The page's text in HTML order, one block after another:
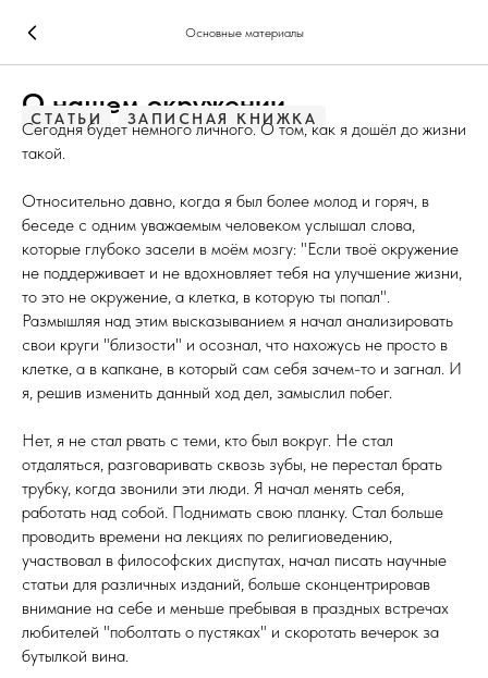
Основные материалы
О нашем окружении
СТАТЬИ ЗАПИСНАЯ КНИЖКА
Сегодня будет немного личного. О том, как я дошёл до жизни
такой.
Относительно давно, когда я был более молод и горяч, в
беседе с одним уважаемым человеком услышал слова,
которые глубоко засели в моём мозгу: "Если твоё окружение
не поддерживает и не вдохновляет тебя на улучшение жизни,
то это не окружение, а клетка, в которую ты попал".
Размышляя над этим высказыванием я начал анализировать
свои круги "близости" и осознал, что нахожусь не просто в
клетке, а в капкане, в который сам себя зачем-то и загнал. И
я, решив изменить данный ход дел, замыслил побег.
Нет, я не стал рвать с теми, кто был вокруг. Не стал
отдаляться, разговаривать сквозь зубы, не перестал брать
трубку, когда звонили эти люди. Я начал менять себя,
работать над собой. Поднимать свою планку. Стал больше
проводить времени на лекциях по религиоведению,
участвовал в философских диспутах, начал писать научные
статьи для различных изданий, больше сконцентрировав
внимание на себе и меньше пребывая в праздных встречах
любителей "поболтать о пустяках" и скоротать вечерок за
бутылкой вина.